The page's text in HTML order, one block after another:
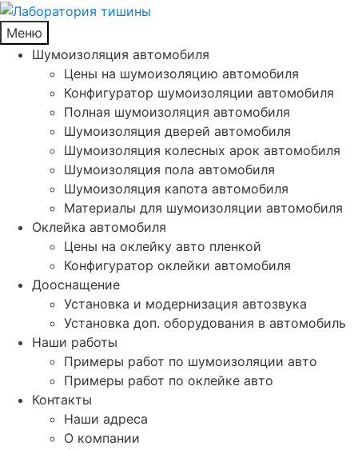
Меню
Шумоизоляция автомобиля
Цены на шумоизоляцию автомобиля
Конфигуратор шумоизоляции автомобиля
Полная шумоизоляция автомобиля
Шумоизоляция дверей автомобиля
Шумоизоляция колесных арок автомобиля
Шумоизоляция пола автомобиля
Шумоизоляция капота автомобиля
Материалы для шумоизоляции автомобиля
Оклейка автомобиля
Цены на оклейку авто пленкой
Конфигуратор оклейки автомобиля
Дооснащение
Установка и модернизация автозвука
Установка доп. оборудования в автомобиль
Наши работы
Примеры работ по шумоизоляции авто
Примеры работ по оклейке авто
Контакты
Наши адреса
О компании